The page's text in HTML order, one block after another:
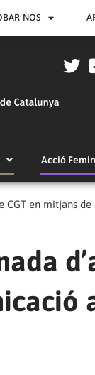
NOS
Acció
CGT en mitjans